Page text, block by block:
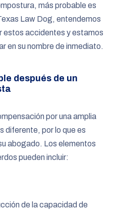
más probable es
Law Dog, entendemos
estos accidentes y estamos
en su nombre de inmediato.
después de un
por una amplia
diferente, por lo que es
abogado. Los elementos
pueden incluir:
de la capacidad de